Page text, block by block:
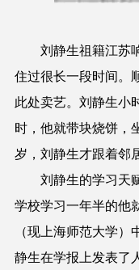
刘静生祖籍江苏
住过很长一段时间。
此处卖艺。刘静生小
时，他就带块烧饼，
岁，刘静生才跟着邻
刘静生的学习天
学校学习一年半的他
（现上海师范大学
静生在学报上发表了